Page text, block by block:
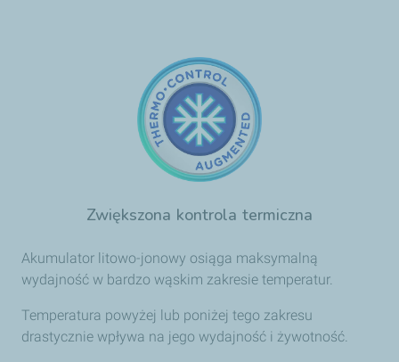
Zwiększona kontrola termiczna
Akumulator litowo-jonowy osiąga maksymalną
wydajność w bardzo wąskim zakresie temperatur.
Temperatura powyżej lub poniżej tego zakresu
drastycznie wpływa na jego wydajność i żywotność.